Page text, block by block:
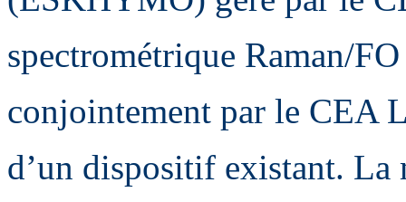
spectrométrique Raman/
conjointement par le CEA
d’un dispositif existant. La